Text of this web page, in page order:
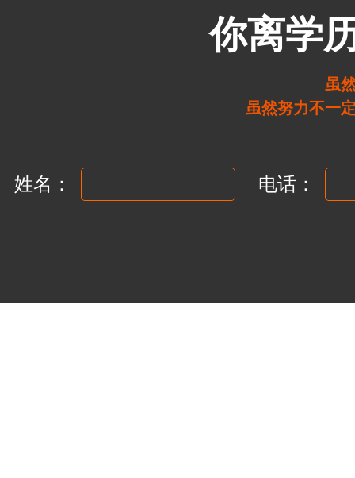
你离学
虽
虽然努力不一
姓名： 电话：